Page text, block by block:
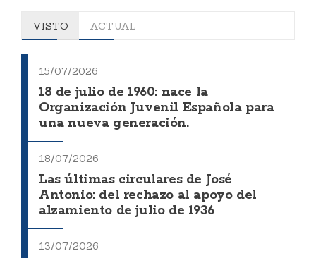
VISTO ACTUAL
15/07/2026
18 de julio de 1960: nace la
Organización Juvenil Española para
una nueva generación.
18/07/2026
Las últimas circulares de José
Antonio: del rechazo al apoyo del
alzamiento de julio de 1936
13/07/2026